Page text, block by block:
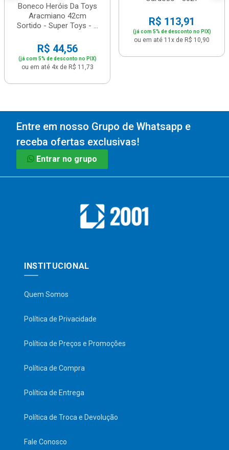
Boneco Heróis Da Toys
Aracmiano 42cm
Sortido - Super Toys - ...
R$ 44,56
(já com 5% de desconto no PIX)
ou em até 4x de R$ 11,73
R$ 113,91
(já com 5% de desconto no PIX)
ou em até 11x de R$ 10,90
Entre em nosso Grupo de Whatsapp e
receba ofertas exclusivas!
Entrar no grupo
INSTITUCIONAL
Quem Somos
Política de Privacidade
Política de Preços e Promoções
Política de Compra
Política de Entrega
Política de Troca e Devolução
Fale Conosco